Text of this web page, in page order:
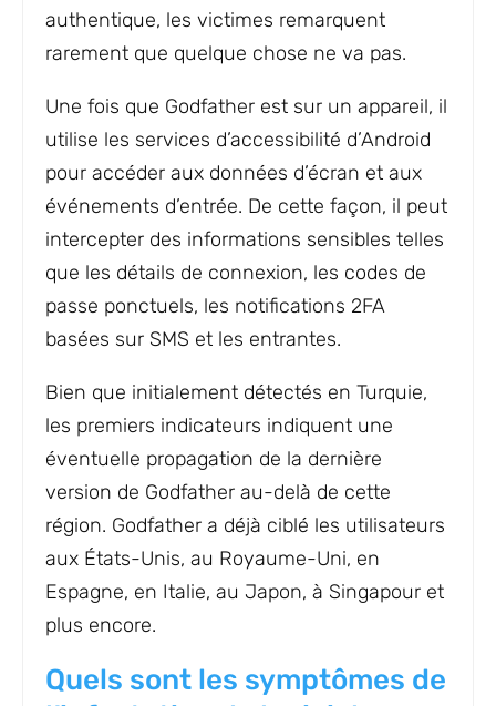
authentique, les victimes remarquent
rarement que quelque chose ne va pas.
Une fois que Godfather est sur un appareil, il
utilise les services d’accessibilité d’Android
pour accéder aux données d’écran et aux
événements d’entrée. De cette façon, il peut
intercepter des informations sensibles telles
que les détails de connexion, les codes de
passe ponctuels, les notifications 2FA
basées sur SMS et les entrantes.
Bien que initialement détectés en Turquie,
les premiers indicateurs indiquent une
éventuelle propagation de la dernière
version de Godfather au-delà de cette
région. Godfather a déjà ciblé les utilisateurs
aux États-Unis, au Royaume-Uni, en
Espagne, en Italie, au Japon, à Singapour et
plus encore.
Quels sont les symptômes de